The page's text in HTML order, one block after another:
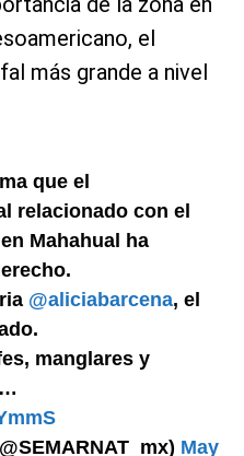
el
más grande a nivel
que el
relacionado con el
Mahahual ha
@aliciabarcena, el
manglares y
May